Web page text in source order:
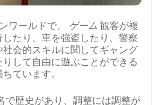
ワールドで、 ゲーム 観客が複
たり、車を強盗したり、警察
社会的スキルに関してギャング
して自由に遊ぶことができる
ています。
で歴史があり、調整には調整が